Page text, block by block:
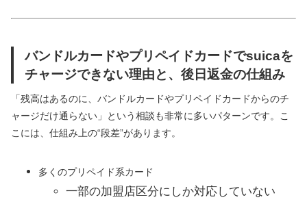
バンドルカードやプリペイドカードでsuicaを
チャージできない理由と、後日返金の仕組み
「残高はあるのに、バンドルカードやプリペイドカードからのチ
ャージだけ通らない」という相談も非常に多いパターンです。こ
こには、仕組み上の“段差”があります。
多くのプリペイド系カード
一部の加盟店区分にしか対応していない